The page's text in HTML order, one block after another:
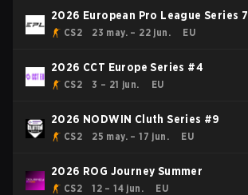
2026 European Pro League Series 7
CS2 23 may. – 22 jun. EU
2026 CCT Europe Series #4
CS2 3 – 21 jun. EU
2026 NODWIN Cluth Series #9
CS2 25 may. – 17 jun. EU
2026 ROG Journey Summer
CS2 12 – 14 jun. EU